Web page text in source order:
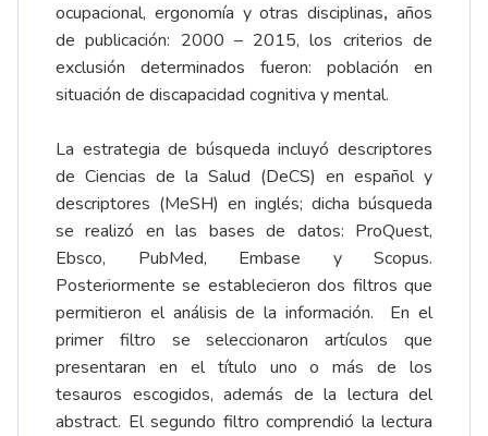
ocupacional, ergonomía y otras disciplinas,años
de publicación: 2000 – 2015, los criterios de
exclusión determinados fueron: población en
situación de discapacidad cognitiva y mental.
La estrategia de búsqueda incluyó descriptores
de Ciencias de la Salud (DeCS) en español y
descriptores (MeSH) en inglés; dicha búsqueda
se realizó en las bases de datos: ProQuest,
Ebsco, PubMed, Embase y Scopus.
Posteriormente se establecieron dos filtros que
permitieron el análisis de la información. En el
primer filtro se seleccionaron artículos que
presentaran en el título uno o más de los
tesauros escogidos, además de la lectura del
abstract. El segundo filtro comprendió la lectura